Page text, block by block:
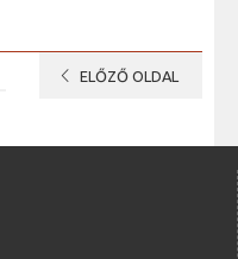
chevron_left ELŐZŐ OLDAL